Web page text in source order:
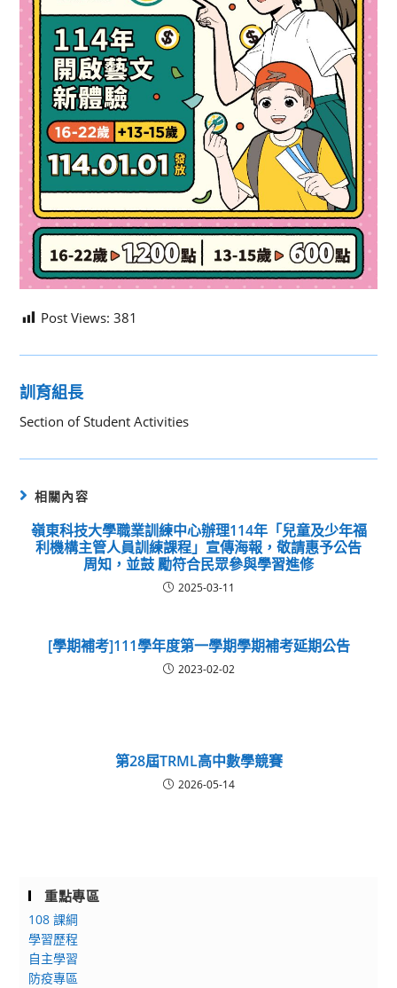
Post Views: 381
訓育組長
Section of Student Activities
相關內容
嶺東科技大學職業訓練中心辦理114年「兒童及少年福
利機構主管人員訓練課程」宣傳海報，敬請惠予公告
周知，並鼓 勵符合民眾參與學習進修
2025-03-11
[學期補考]111學年度第一學期學期補考延期公告
2023-02-02
第28屆TRML高中數學競賽
2026-05-14
重點專區
108 課綱
學習歷程
自主學習
防疫專區